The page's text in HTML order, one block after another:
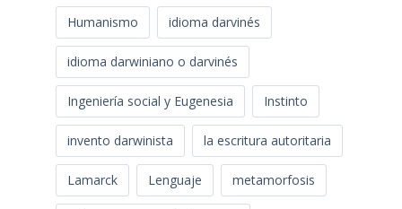
Humanismo idioma darvinés
idioma darwiniano o darvinés
Ingeniería social y Eugenesia Instinto
invento darwinista la escritura autoritaria
Lamarck Lenguaje metamorfosis